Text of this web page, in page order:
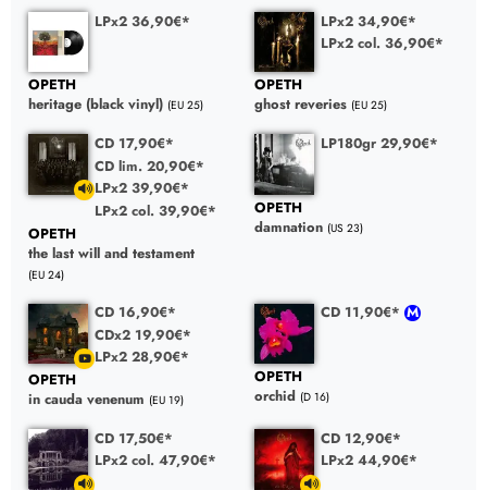
LPx2 36,90€*
OPETH
heritage (black vinyl) (EU 25)
LPx2 34,90€*
LPx2 col. 36,90€*
OPETH
ghost reveries (EU 25)
CD 17,90€*
CD lim. 20,90€*
LPx2 39,90€*
LPx2 col. 39,90€*
OPETH
the last will and testament
(EU 24)
LP180gr 29,90€*
OPETH
damnation (US 23)
CD 16,90€*
CDx2 19,90€*
LPx2 28,90€*
OPETH
in cauda venenum (EU 19)
CD 11,90€*
OPETH
orchid (D 16)
CD 17,50€*
LPx2 col. 47,90€*
CD 12,90€*
LPx2 44,90€*